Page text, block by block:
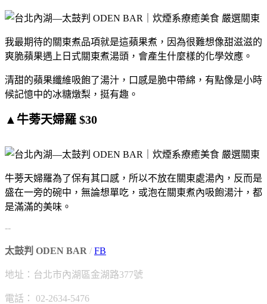
我最期待的關東煮品項就是這蘋果煮，因為很難想像甜滋滋的
爽脆蘋果遇上日式關東煮湯頭，會產生什麼樣的化學效應。
清甜的蘋果纖維吸飽了湯汁，口感是脆中帶綿，有點像是小時
候記憶中的冰糖燉梨，挺有趣。
▲牛蒡天婦羅 $30
牛蒡天婦羅為了保有其口感，所以不放在關東處湯內，反而是
盛在一旁的碗中，無論想單吃，或泡在關東煮內吸飽湯汁，都
是滿滿的美味。
--
太鼓判 ODEN BAR / FB
地址：台北市內湖區金湖路377號
電話： 02-2634-5476